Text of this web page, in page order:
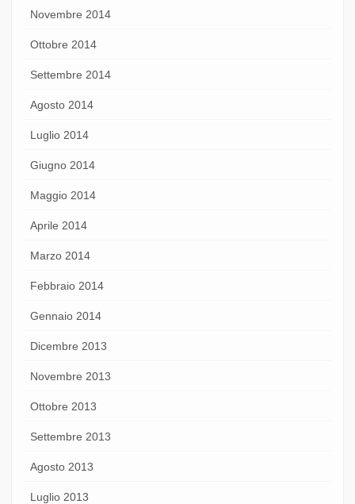
Novembre 2014
Ottobre 2014
Settembre 2014
Agosto 2014
Luglio 2014
Giugno 2014
Maggio 2014
Aprile 2014
Marzo 2014
Febbraio 2014
Gennaio 2014
Dicembre 2013
Novembre 2013
Ottobre 2013
Settembre 2013
Agosto 2013
Luglio 2013